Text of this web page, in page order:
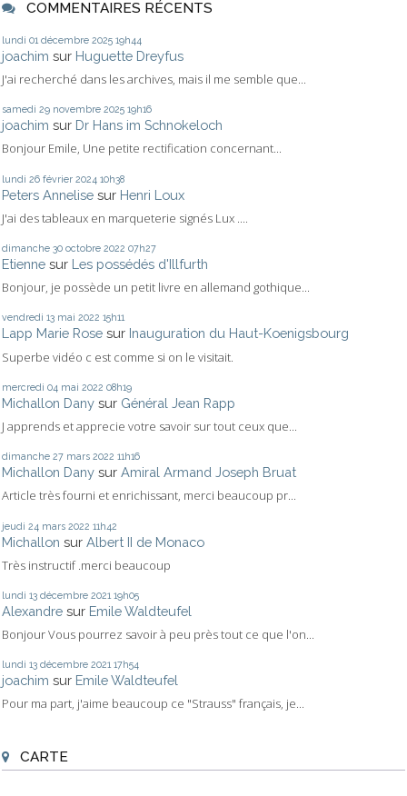
COMMENTAIRES RÉCENTS
lundi 01 décembre 2025 19h44
joachim sur Huguette Dreyfus
J'ai recherché dans les archives, mais il me semble que...
samedi 29 novembre 2025 19h16
joachim sur Dr Hans im Schnokeloch
Bonjour Emile, Une petite rectification concernant...
lundi 26 février 2024 10h38
Peters Annelise sur Henri Loux
J'ai des tableaux en marqueterie signés Lux ....
dimanche 30 octobre 2022 07h27
Etienne sur Les possédés d'Illfurth
Bonjour, je possède un petit livre en allemand gothique...
vendredi 13 mai 2022 15h11
Lapp Marie Rose sur Inauguration du Haut-Koenigsbourg
Superbe vidéo c est comme si on le visitait.
mercredi 04 mai 2022 08h19
Michallon Dany sur Général Jean Rapp
J apprends et apprecie votre savoir sur tout ceux que...
dimanche 27 mars 2022 11h16
Michallon Dany sur Amiral Armand Joseph Bruat
Article très fourni et enrichissant, merci beaucoup pr...
jeudi 24 mars 2022 11h42
Michallon sur Albert II de Monaco
Très instructif .merci beaucoup
lundi 13 décembre 2021 19h05
Alexandre sur Emile Waldteufel
Bonjour Vous pourrez savoir à peu près tout ce que l'on...
lundi 13 décembre 2021 17h54
joachim sur Emile Waldteufel
Pour ma part, j'aime beaucoup ce "Strauss" français, je...
CARTE